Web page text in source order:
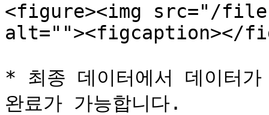
<figure><img src="/files/
alt=""><figcaption></
* 최종 데이터에서 데이터
완료가 가능합니다.